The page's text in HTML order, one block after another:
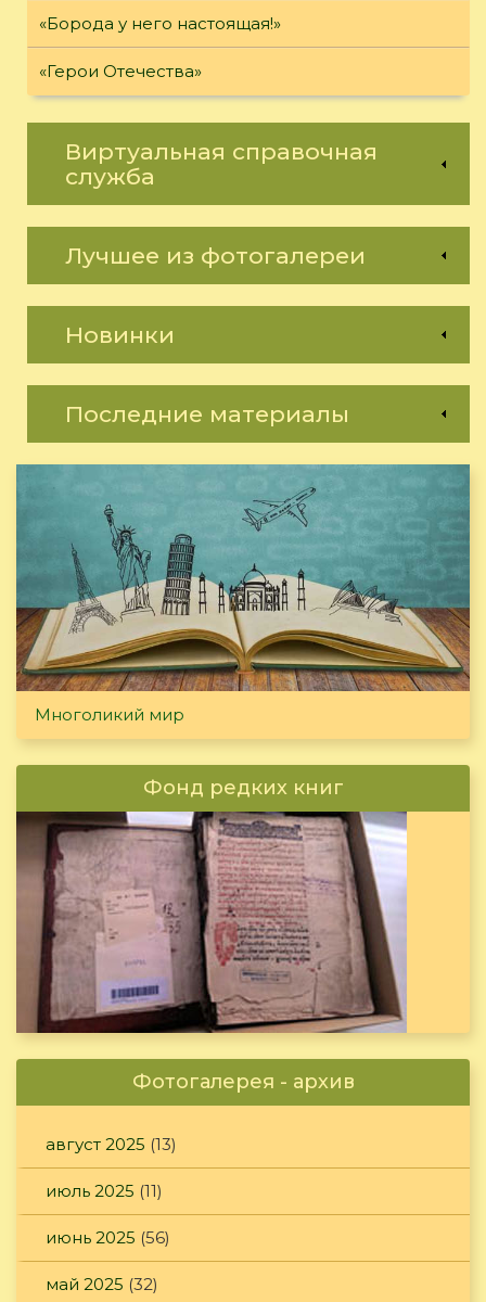
«Борода у него настоящая!»
«Герои Отечества»
Виртуальная справочная
служба
Лучшее из фотогалереи
Новинки
Последние материалы
Многоликий мир
Фонд редких книг
Фотогалерея - архив
август 2025 (13)
июль 2025 (11)
июнь 2025 (56)
май 2025 (32)